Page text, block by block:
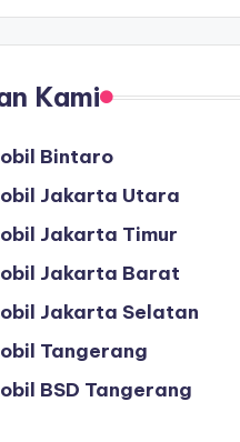
Kami
Bintaro
Jakarta Utara
Jakarta Timur
Jakarta Barat
Jakarta Selatan
Tangerang
BSD Tangerang